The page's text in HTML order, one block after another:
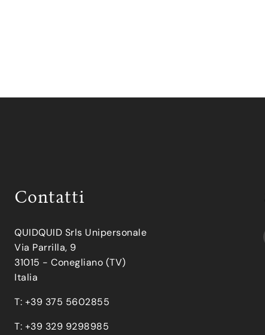
Contatti
QUIDQUID Srls Unipersonale
Via Parrilla, 9
31015 - Conegliano (TV)
Italia
T: +39 375 5602855
T: +39 329 9298985